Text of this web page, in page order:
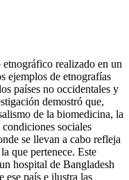
etnográfico realizado en un
ejemplos de etnografías
países no occidentales y
demostró que,
de la biomedicina, la
sociales
se llevan a cabo refleja
que pertenece. Este
hospital de Bangladesh
ese país e ilustra las